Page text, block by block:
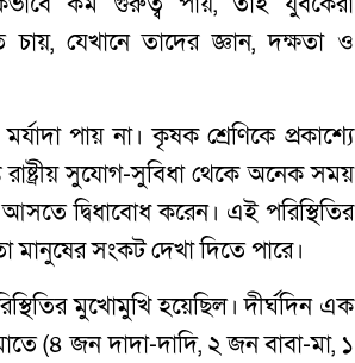
যেখানে তাদের জ্ঞান, দক্ষতা ও
পায় না। কৃষক শ্রেণিকে প্রকাশ্যে
সুযোগ-সুবিধা থেকে অনেক সময়
দ্বিধাবোধ করেন। এই পরিস্থিতির
সংকট দেখা দিতে পারে।
মুখোমুখি হয়েছিল। দীর্ঘদিন এক
(৪ জন দাদা-দাদি, ২ জন বাবা-মা, ১